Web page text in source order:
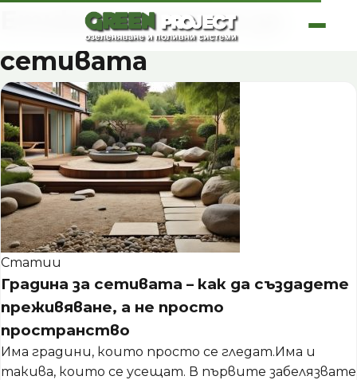
Етикет:градина за
сетивата
Статии
Градина за сетивата – как да създадете
преживяване, а не просто
пространство
Има градини, които просто се гледат.Има и
такива, които се усещат. В първите забелязвате